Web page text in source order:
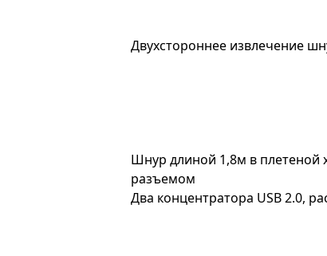
Двухстороннее извлечение
Шнур длиной 1,8м в плетеной
разъемом
Два концентратора USB 2.0,